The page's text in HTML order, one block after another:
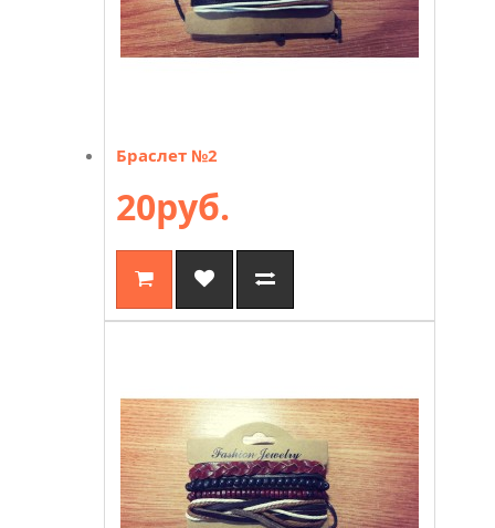
Браслет №2
20руб.